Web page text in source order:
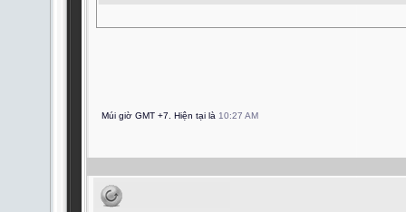
Múi giờ GMT +7. Hiện tại là 10:27 AM